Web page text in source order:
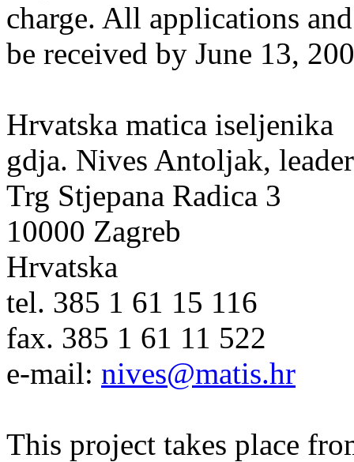
charge. All applications
be received by June 13,
Hrvatska matica iseljenika
gdja. Nives Antoljak,
Trg Stjepana Radica 3
10000 Zagreb
Hrvatska
tel. 385 1 61 15 116
fax. 385 1 61 11 522
e-mail: nives@matis.hr
This project takes place